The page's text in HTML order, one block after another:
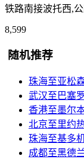
铁路南接波托西,
8,599
随机推荐
珠海至亚松
武汉至巴塞
香港至墨尔
北京至里约
珠海至基多
成都至黑德